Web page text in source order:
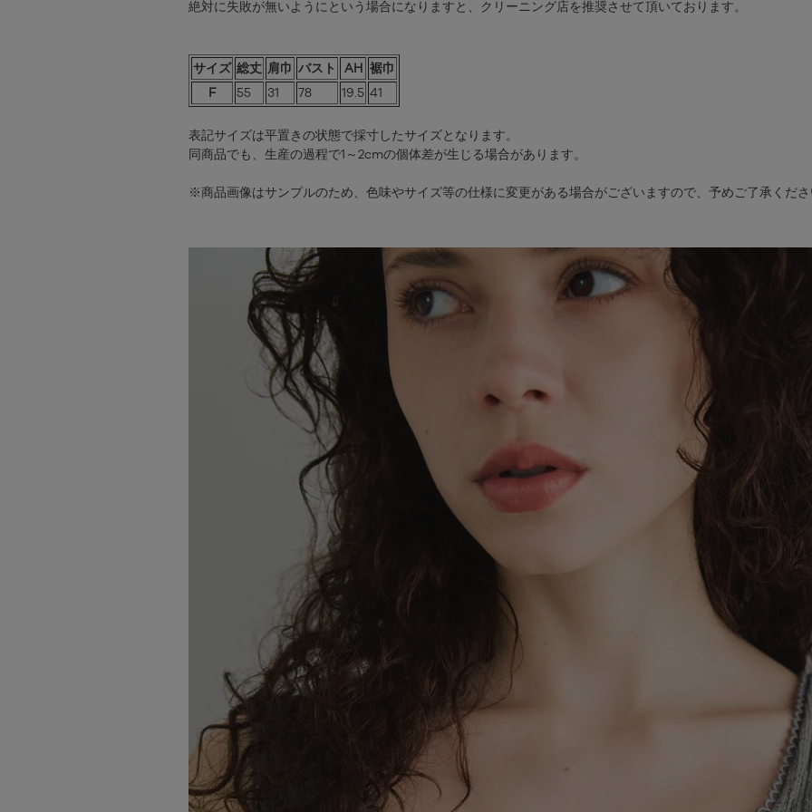
絶対に失敗が無いようにという場合になりますと、クリーニング店を推奨させて頂いております。
サイズ 総丈 肩巾 バスト AH 裾巾
F
55 31 78 19.5 41
表記サイズは平置きの状態で採寸したサイズとなります。
同商品でも、生産の過程で1～2cmの個体差が生じる場合があります。
※商品画像はサンプルのため、色味やサイズ等の仕様に変更がある場合がございますので、予めご了承くだ